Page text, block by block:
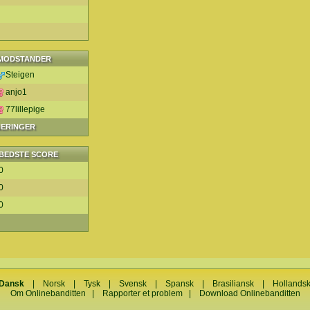
Steigen
anjo1
77lillepige
SCORE
Dansk Norsk Tysk Svensk Spansk Brasiliansk Hollandsk
Om Onlinebanditten
Rapporter et problem| Download Onlinebanditten